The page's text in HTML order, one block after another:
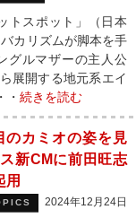
トスポット」（日本
カリズムが脚本を手
グルマザーの主人公
展開する地元系エイ
・ 続きを読む
のカミオの姿を見
新CMに前田旺志
用
2024年12月24日